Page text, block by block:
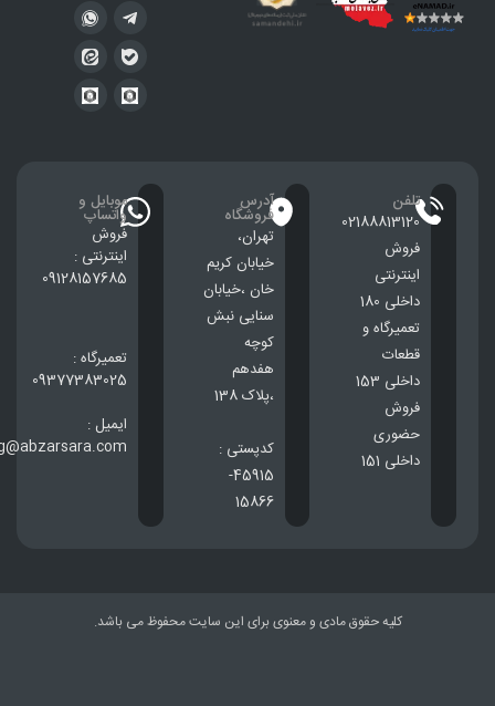
تلفن
02188813120
فروش
اینترنتی
داخلی 180
تعمیرگاه و
قطعات
داخلی 153
فروش
حضوری
داخلی 151
آدرس
فروشگاه
تهران،
خيابان كريم
خان ،خيابان
سنایی نبش
کوچه
هفدهم
،پلاک 138
کدپستی :
45915-
15866
موبایل و
واتساپ
فروش
اینترنتی :
09128157685
تعمیرگاه :
09377383025
ایمیل :
کلیه حقوق مادی و معنوی برای این سایت محفوظ می باشد.